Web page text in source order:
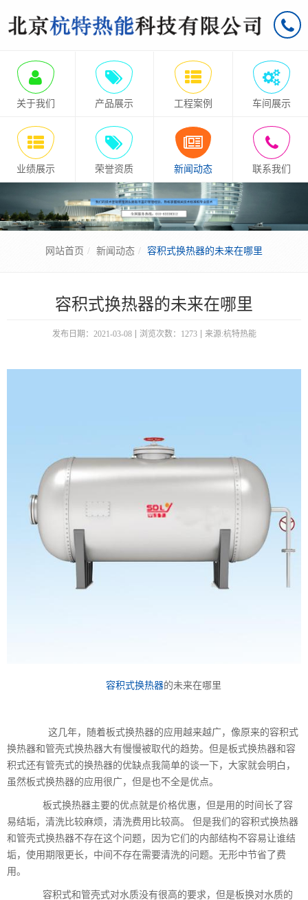
关于我们 产品展示 工程案例 车间展示
业绩展示 荣誉资质 新闻动态 联系我们
网站首页 新闻动态 容积式换热器的未来在哪里
容积式换热器的未来在哪里
发布日期：2021-03-08 浏览次数：1273 来源:杭特热能
容积式换热器的未来在哪里
这几年，随着板式换热器的应用越来越广，像原来的容积式
换热器和管壳式换热器大有慢慢被取代的趋势。但是板式换热器和容
积式还有管壳式的换热器的优缺点我简单的谈一下，大家就会明白，
虽然板式换热器的应用很广，但是也不全是优点。
板式换热器主要的优点就是价格优惠，但是用的时间长了容
易结垢，清洗比较麻烦，清洗费用比较高。 但是我们的容积式换热器
和管壳式换热器不存在这个问题，因为它们的内部结构不容易让谁结
垢，使用期限更长，中间不存在需要清洗的问题。无形中节省了费
用。
容积式和管壳式对水质没有很高的要求，但是板换对水质的